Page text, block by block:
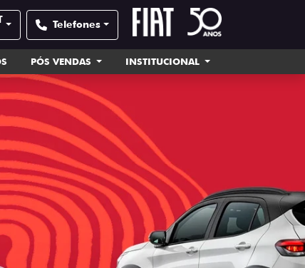
Telefones
PÓS VENDAS INSTITUCIONAL